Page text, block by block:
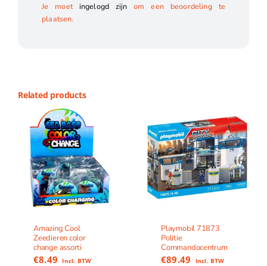
Je moet ingelogd zijn om een beoordeling te
plaatsen.
Related products
Amazing Cool
Zeedieren color
change assorti
€8.49 Incl. BTW
Playmobil 71873
Politie
Commandocentrum
€89.49 Incl. BTW